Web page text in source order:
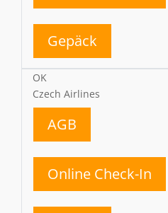
Gepäck
OK
Czech Airlines
AGB
Online Check-In